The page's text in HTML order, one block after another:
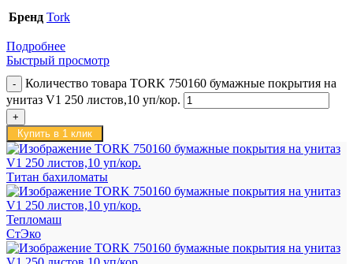
Бренд Tork
Подробнее
Быстрый просмотр
Количество товара TORK 750160 бумажные покрытия на
унитаз V1 250 листов,10 уп/кор.
Купить в 1 клик
Титан бахиломаты
Тепломаш
СтЭко